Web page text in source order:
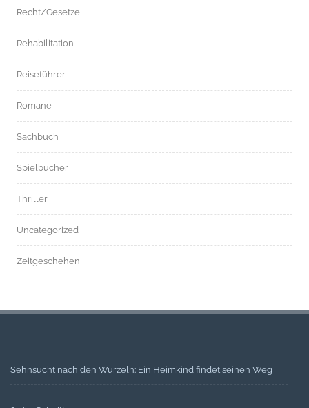
Recht/Gesetze
Rehabilitation
Reiseführer
Romane
Sachbuch
Spielbücher
Thriller
Uncategorized
Zeitgeschehen
Sehnsucht nach den Wurzeln: Ein Heimkind findet seinen Weg